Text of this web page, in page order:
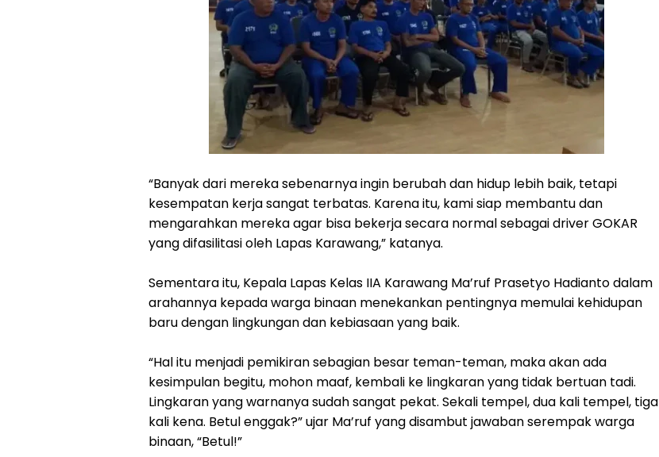
‎‎“Banyak dari mereka sebenarnya ingin berubah dan hidup lebih baik, tetapi
kesempatan kerja sangat terbatas. Karena itu, kami siap membantu dan
mengarahkan mereka agar bisa bekerja secara normal sebagai driver GOKAR
yang difasilitasi oleh Lapas Karawang,” katanya.
‎‎Sementara itu, Kepala Lapas Kelas IIA Karawang Ma’ruf Prasetyo Hadianto dalam
arahannya kepada warga binaan menekankan pentingnya memulai kehidupan
baru dengan lingkungan dan kebiasaan yang baik.
‎‎“Hal itu menjadi pemikiran sebagian besar teman-teman, maka akan ada
kesimpulan begitu, mohon maaf, kembali ke lingkaran yang tidak bertuan tadi.
Lingkaran yang warnanya sudah sangat pekat. Sekali tempel, dua kali tempel, tiga
kali kena. Betul enggak?” ujar Ma’ruf yang disambut jawaban serempak warga
binaan, “Betul!”